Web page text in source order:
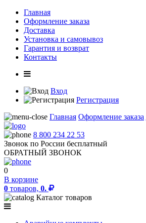
Главная
Оформление заказа
Доставка
Установка и самовывоз
Гарантия и возврат
Контакты
Вход
Регистрация
Главная Оформление заказа
8 800 234 22 53
Звонок по России бесплатный
ОБРАТНЫЙ ЗВОНОК
0
В корзине
0 товаров, 0.
Каталог товаров